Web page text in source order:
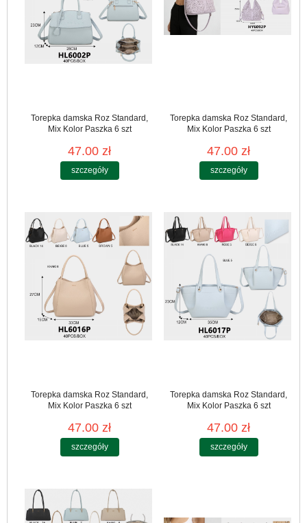
Torepka damska Roz Standard,
Mix Kolor Paszka 6 szt
47.00 zł
szczegóły
Torepka damska Roz Standard,
Mix Kolor Paszka 6 szt
47.00 zł
szczegóły
Torepka damska Roz Standard,
Mix Kolor Paszka 6 szt
47.00 zł
szczegóły
Torepka damska Roz Standard,
Mix Kolor Paszka 6 szt
47.00 zł
szczegóły